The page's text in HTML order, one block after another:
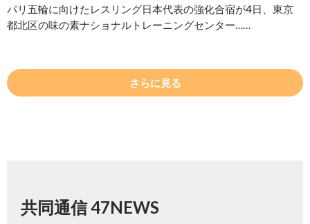
パリ五輪に向けたレスリング日本代表の強化合宿が4日、東京
都北区の味の素ナショナルトレーニングセンター……
さらに見る
共同通信 47NEWS